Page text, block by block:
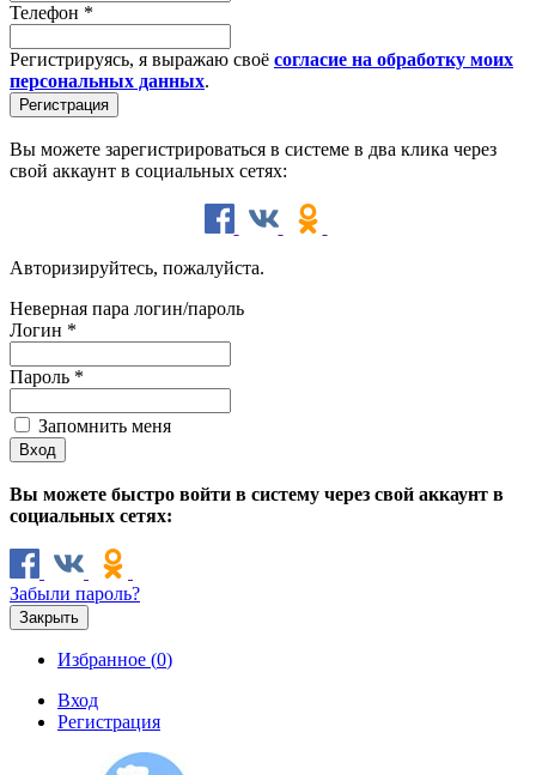
Телефон *
Регистрируясь, я выражаю своё согласие на обработку моих
персональных данных.
Вы можете зарегистрироваться в системе в два клика через
свой аккаунт в социальных сетях:
Авторизируйтесь, пожалуйста.
Неверная пара логин/пароль
Логин *
Пароль *
Запомнить меня
Вы можете быстро войти в систему через свой аккаунт в
социальных сетях:
Забыли пароль?
Закрыть
Избранное (0)
Вход
Регистрация